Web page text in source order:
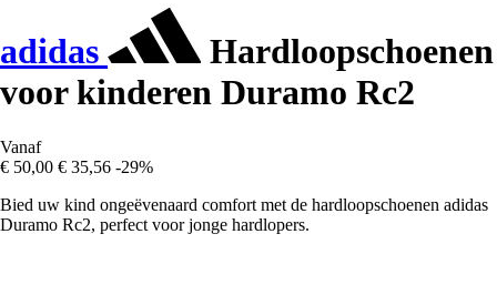
adidas
Hardloopschoenen
voor kinderen Duramo Rc2
Vanaf
€ 50,00 € 35,56 -29%
Bied uw kind ongeëvenaard comfort met de hardloopschoenen adidas
Duramo Rc2, perfect voor jonge hardlopers.